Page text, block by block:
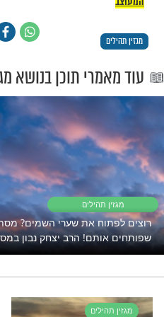
דבר הבן החלים
הרפואית תפיק
מנקודת מבטו:
שאני היום נזקף לזכותו
הוא עמד איתן מול
שאומר שיש לנתק
את החיים שלהם –
כאן עכשיו רק בזכות
יודע: זו הייתה אהבה".